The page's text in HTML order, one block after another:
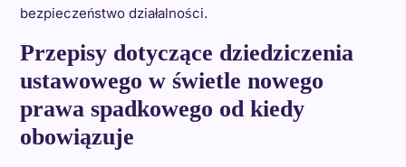
bezpieczeństwo działalności.
Przepisy dotyczące dziedziczenia
ustawowego w świetle nowego
prawa spadkowego od kiedy
obowiązuje